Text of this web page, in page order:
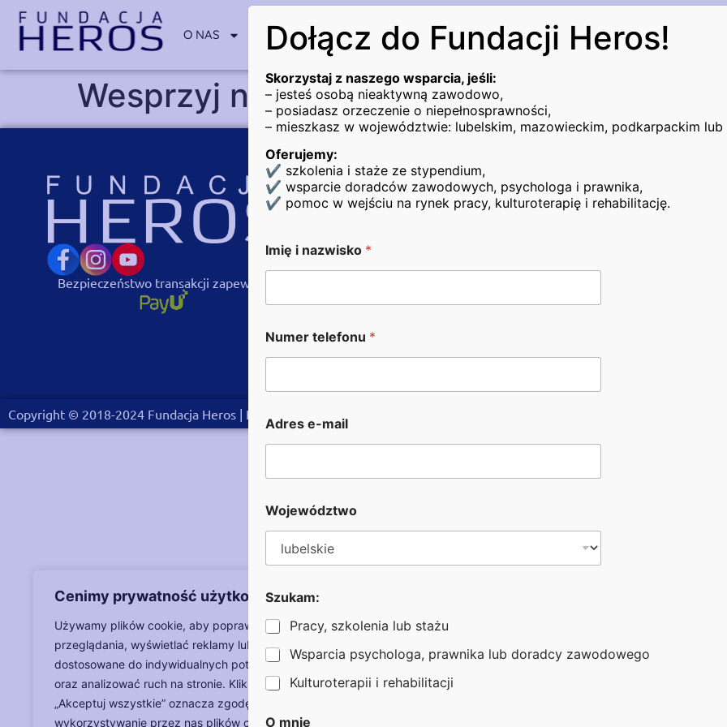
Cenimy prywatność użytkowników
Używamy plików cookie, aby poprawić jakość
przeglądania, wyświetlać reklamy lub treści
dostosowane do indywidualnych potrzeb użytkowników
oraz analizować ruch na stronie. Kliknięcie przycisku
„Akceptuj wszystkie” oznacza zgodę na
wykorzystywanie przez nas plików cookie.
O NAS POSZUKUJĄCY PRACY DLA PRACODAWCÓW NASZE DZIAŁANIA
Wesprzyj nas – darowizny
Bezpieczeństwo transakcji zapewnia:
DANE KONTAKTOWE:
+48 570 122 110
fundacja@fundacjaheros.org
NIP: 712-32-69-298
NASZE ODDZIAŁY:
Biuro Fundacji - Lublin
Copyright © 2018-2024 Fundacja Heros | RODO Oświadczenie w sprawie dostępności
Dołącz do Fundacji Heros!
Skorzystaj z naszego wsparcia, jeśli:
– jesteś osobą nieaktywną zawodowo,
– posiadasz orzeczenie o niepełnosprawności,
– mieszkasz w województwie: lubelskim, mazowieckim, podkarpackim
Oferujemy:
✔ szkolenia i staże ze stypendium,
✔ wsparcie doradców zawodowych, psychologa i prawnika,
✔ pomoc w wejściu na rynek pracy, kulturoterapię i rehabilitację.
Imię i nazwisko *
u
m
r
n
a
z
i
k
Numer telefonu *
Adres e-mail
Województwo
Szukam:
Pracy, szkolenia lub stażu
Wsparcia psychologa, prawnika lub doradcy zawodowego
Kulturoterapii i rehabilitacji
O mnie